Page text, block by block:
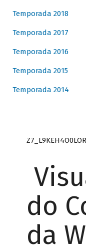
Temporada 2018
Temporada 2017
Temporada 2016
Temporada 2015
Temporada 2014
do
da